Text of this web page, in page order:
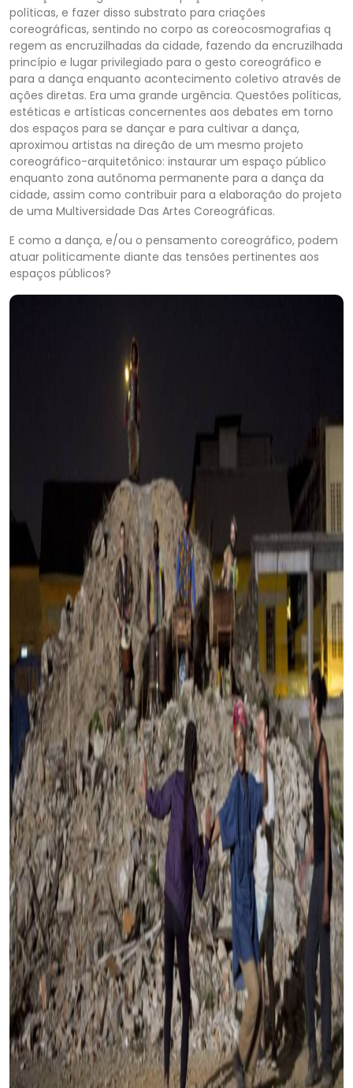
políticas, e fazer disso substrato para criações
coreográficas, sentindo no corpo as coreocosmografias q
regem as encruzilhadas da cidade, fazendo da encruzilhada
princípio e lugar privilegiado para o gesto coreográfico e
para a dança enquanto acontecimento coletivo através de
ações diretas. Era uma grande urgência. Questões políticas,
estéticas e artísticas concernentes aos debates em torno
dos espaços para se dançar e para cultivar a dança,
aproximou artistas na direção de um mesmo projeto
coreográfico-arquitetônico: instaurar um espaço público
enquanto zona autônoma permanente para a dança da
cidade, assim como contribuir para a elaboração do projeto
de uma Multiversidade Das Artes Coreográficas.
E como a dança, e/ou o pensamento coreográfico, podem
atuar politicamente diante das tensões pertinentes aos
espaços públicos?